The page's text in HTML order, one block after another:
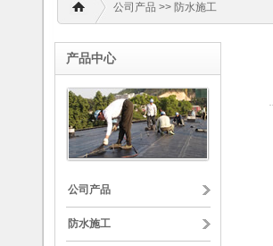
公司产品 >> 防水施工
产品中心
公司产品
防水施工